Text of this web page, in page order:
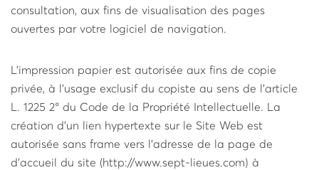
consultation, aux fins de visualisation des pages
ouvertes par votre logiciel de navigation.
L'impression papier est autorisée aux fins de copie
privée, à l'usage exclusif du copiste au sens de l'article
L. 122­5 2° du Code de la Propriété Intellectuelle. La
création d'un lien hypertexte sur le Site Web est
autorisée sans frame vers l'adresse de la page de
d'accueil du site (http://www.sept-­lieues.com) à